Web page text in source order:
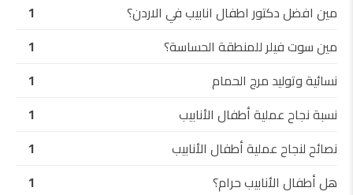
مين افضل دكتور اطفال انابيب في الاردن؟
1
مين سوت فيلر للمنطقة الحساسة؟
1
نسائية وتوليد مرج الحمام
1
نسبة نجاح عملية أطفال الأنابيب
1
نصائح لنجاح عملية أطفال الأنابيب
1
هل أطفال الأنابيب حرام؟
1